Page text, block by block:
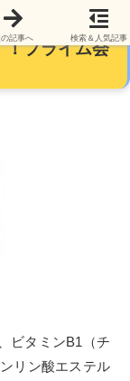
1000
プライム会
ビタミンB1（チ
リン酸エステル
記事へ 検索＆人気記事